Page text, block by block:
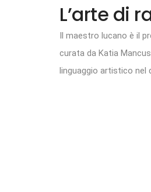
L’arte di
Il maestro lucano è il
curata da Katia
linguaggio artistico nel